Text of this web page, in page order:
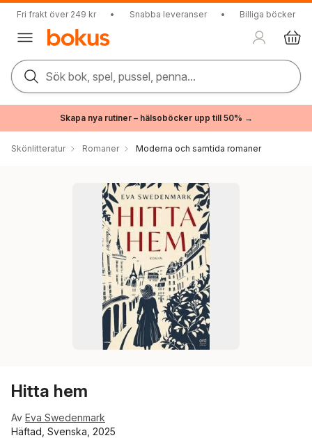
Fri frakt över 249 kr • Snabba leveranser • Billiga böcker
Sök bok, spel, pussel, penna...
Skapa nya rutiner – hälsoböcker upp till 50% →
Skönlitteratur Romaner Moderna och samtida romaner
Hitta hem
Av Eva Swedenmark
Häftad, Svenska, 2025